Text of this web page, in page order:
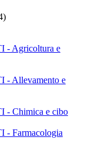
- Agricoltura e
Allevamento e
Chimica e cibo
Farmacologia